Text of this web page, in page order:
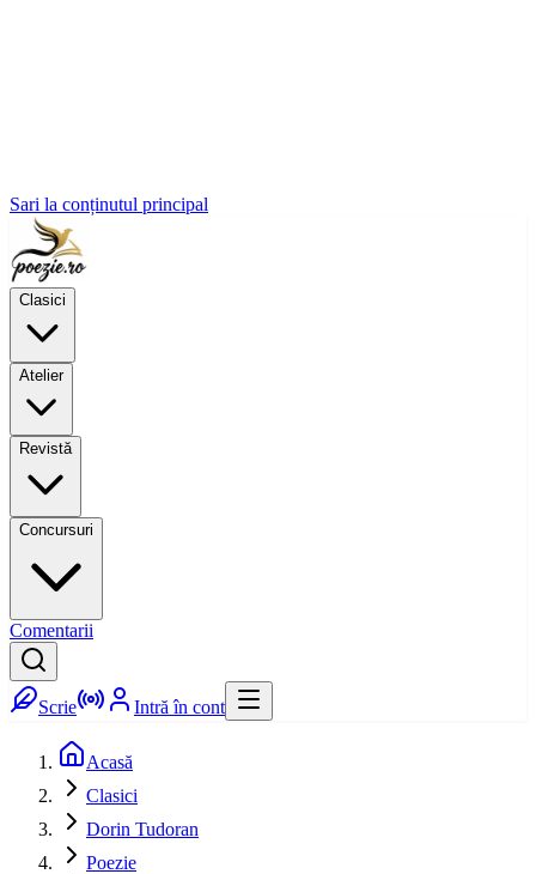
Sari la conținutul principal
Clasici
Atelier
Revistă
Concursuri
Comentarii
Scrie Intră în cont
Acasă
Clasici
Dorin Tudoran
Poezie